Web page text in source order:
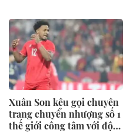
Xuân Son kêu gọi chuyên
trang chuyển nhượng số 1
thế giới công tâm với đội